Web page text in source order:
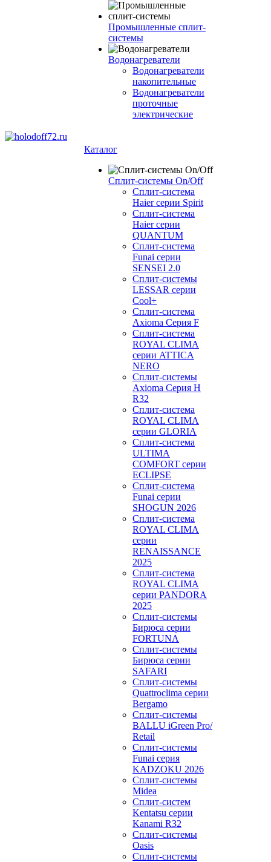
Промышленные сплит-
системы
Водонагреватели
Водонагреватели
накопительные
Водонагреватели
проточные
электрические
Каталог
Сплит-системы On/Off
Сплит-система
Haier серии Spirit
Сплит-система
Haier серии
QUANTUM
Сплит-система
Funai серии
SENSEI 2.0
Сплит-системы
LESSAR серии
Cool+
Сплит-система
Axioma Серия F
Сплит-система
ROYAL CLIMA
серии ATTICA
NERO
Сплит-системы
Axioma Серия H
R32
Сплит-система
ROYAL CLIMA
серии GLORIA
Сплит-система
ULTIMA
COMFORT серии
ECLIPSE
Сплит-система
Funai серии
SHOGUN 2026
Сплит-система
ROYAL CLIMA
серии
RENAISSANCE
2025
Сплит-система
ROYAL CLIMA
серии PANDORA
2025
Сплит-системы
Бирюса серии
FORTUNA
Сплит-системы
Бирюса серии
SAFARI
Сплит-системы
Quattroclima серии
Bergamo
Сплит-системы
BALLU iGreen Pro/
Retail
Сплит-системы
Funai серия
KADZOKU 2026
Сплит-системы
Midea
Сплит-систем
Kentatsu серии
Kanami R32
Сплит-системы
Oasis
Сплит-системы